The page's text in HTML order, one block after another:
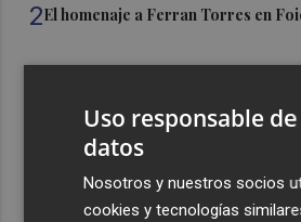
2El homenaje a Ferran Torres en
Foios se vuelca con Ferran Torres
La serie murciana protagonizada
Uso responsable de
datos
Nosotros y nuestros socios
cookies y tecnologías